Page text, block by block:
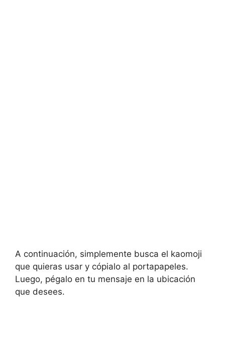
A continuación, simplemente busca el kaomoji
que quieras usar y cópialo al portapapeles.
Luego, pégalo en tu mensaje en la ubicación
que desees.